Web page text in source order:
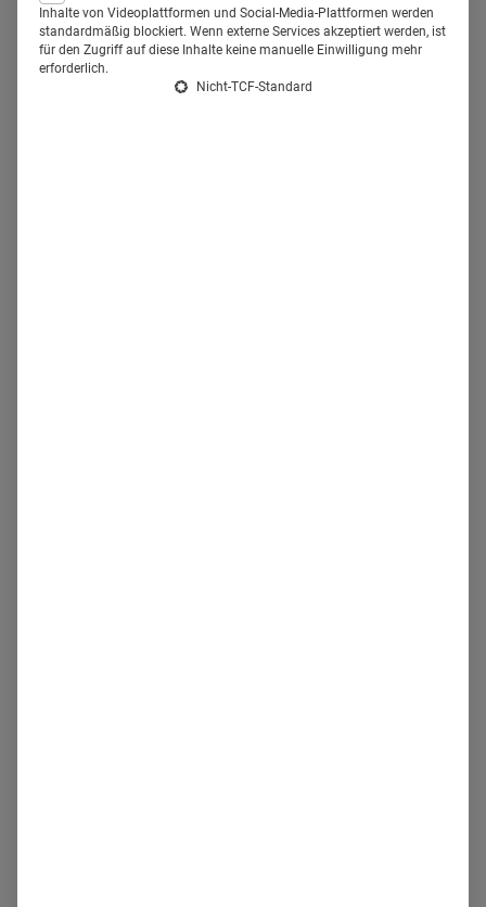
Spitzenreiter unter den
Nominierten ist die Agentur
Schmittgall Health mit insgesamt
Inhalte von Videoplattformen und Social-Media-Plattformen werden
standardmäßig blockiert. Wenn externe Services akzeptiert werden, ist
für den Zugriff auf diese Inhalte keine manuelle Einwilligung mehr
erforderlich.
Nicht-TCF-Standard